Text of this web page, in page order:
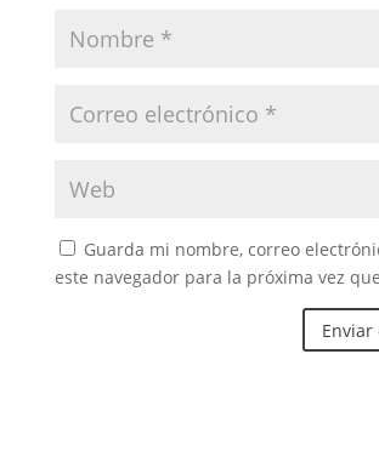
Guarda mi nombre, correo
este navegador para la próxima vez